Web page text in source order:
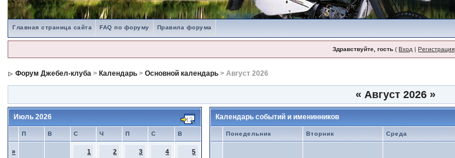
Главная страница сайта FAQ по форуму Правила форума
Здравствуйте, гость (Вход |Регистрация
Форум Джебел-клуба > Календарь >Основной календарь > Август 2026
« Август 2026 »
Июль 2026
П В С Ч П С В
» 1 2 3 4 5
Календарь событий и именинников
Понедельник Вторник Среда